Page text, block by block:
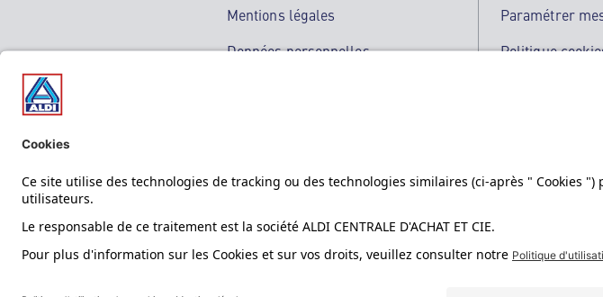
Mentions légales
Données personnelles
Paramétrer
Politique